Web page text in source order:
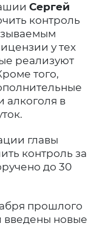
Сергей
контроль
у тех
реализуют
того,
алкоголя в
главы
контроль за
до 30
прошлого
введены новые